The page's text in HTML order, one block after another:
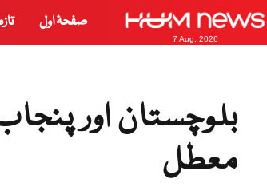
7 Aug, 2026
صفحۂ اول
بلوچستان اور
معطل